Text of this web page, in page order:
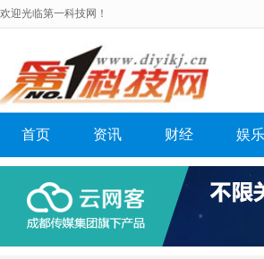
欢迎光临第一科技网！
首页 资讯 财经 娱乐